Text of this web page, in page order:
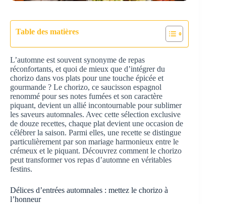
Table des matières
L’automne est souvent synonyme de repas
réconfortants, et quoi de mieux que d’intégrer du
chorizo dans vos plats pour une touche épicée et
gourmande ? Le chorizo, ce saucisson espagnol
renommé pour ses notes fumées et son caractère
piquant, devient un allié incontournable pour sublimer
les saveurs automnales. Avec cette sélection exclusive
de douze recettes, chaque plat devient une occasion de
célébrer la saison. Parmi elles, une recette se distingue
particulièrement par son mariage harmonieux entre le
crémeux et le piquant. Découvrez comment le chorizo
peut transformer vos repas d’automne en véritables
festins.
Délices d’entrées automnales : mettez le chorizo à
l’honneur